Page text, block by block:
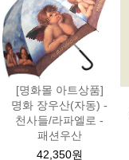
[명화몰 아트상품]
명화 장우산(자동) -
천사들/라파엘로 -
패션우산
42,350원